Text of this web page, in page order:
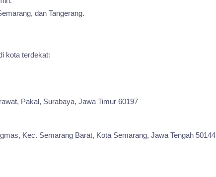
dan Tangerang.
kota terdekat:
Pakal, Surabaya, Jawa Timur 60197
Kec. Semarang Barat, Kota Semarang, Jawa Tengah 50144